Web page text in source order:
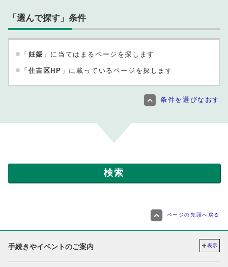
「選んで探す」条件
「 妊娠 」に当てはまるページを探します
「 住吉区HP 」に載っているページを探します
条件を選びなおす
ページの先頭へ戻る
手続きやイベントのご案内 表示